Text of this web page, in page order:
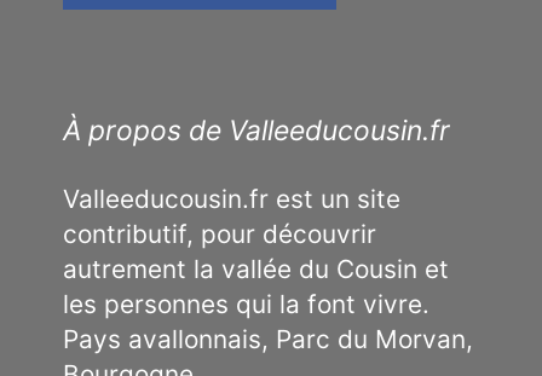
À propos de Valleeducousin.fr
Valleeducousin.fr est un site
contributif, pour découvrir
autrement la vallée du Cousin et
les personnes qui la font vivre.
Pays avallonnais, Parc du Morvan,